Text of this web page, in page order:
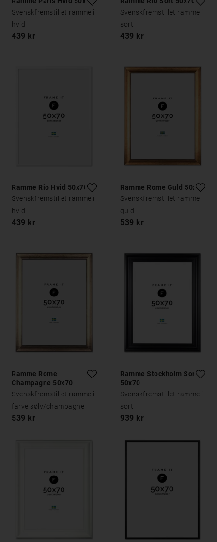
Svenskfremstillet ramme i
hvid
439 kr
Svenskfremstillet ramme i
sort
439 kr
Ramme Rio Hvid 50x70
Svenskfremstillet ramme i
hvid
439 kr
Ramme Rome Guld 50x70
Svenskfremstillet ramme i
guld
539 kr
Ramme Rome
Champagne 50x70
Svenskfremstillet ramme i
farve sølv/champagne
539 kr
Ramme Stockholm Sort
50x70
Svenskfremstillet ramme i
sort
939 kr